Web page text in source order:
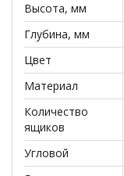
Наполнение
Наличие ящиков:
Объем (м3):
Вес (кг):50
Высота, мм
Глубина, мм
Цвет
Материал
Количество
ящиков
Угловой